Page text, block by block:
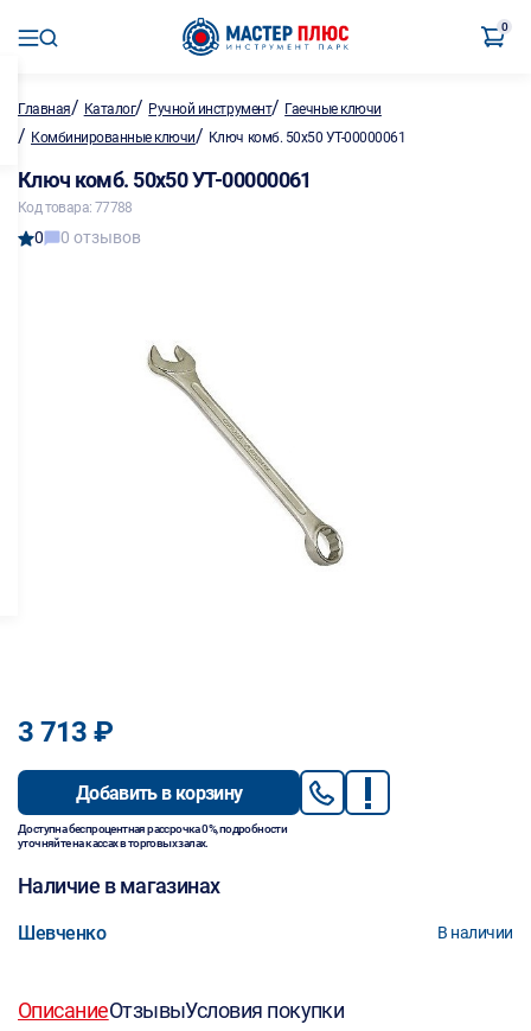
0
Главная/ Каталог/ Ручной инструмент/ Гаечные ключи
/ Комбинированные ключи/ Ключ комб. 50х50 УТ-00000061
Ключ комб. 50х50 УТ-00000061
Код товара: 77788
0 0 отзывов
3 713 ₽
Добавить в корзину
Доступна беспроцентная рассрочка 0%, подробности
уточняйте на кассах в торговых залах.
Наличие в магазинах
Шевченко В наличии
ОписаниеОтзывыУсловия покупки